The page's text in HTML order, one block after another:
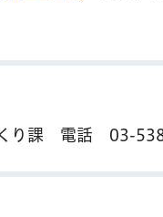
くり課 電話 03-